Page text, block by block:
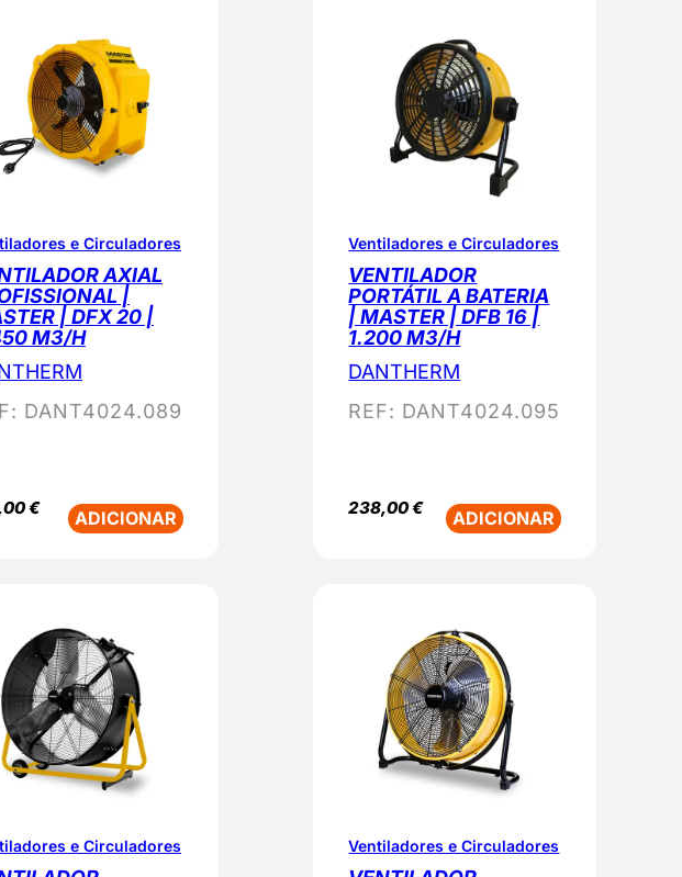
e Circuladores
AXIAL
|
| DFX 20 |
M3/H
DANT4024.089
€
ADICIONAR
Ventiladores e Circuladores
VENTILADOR
PORTÁTIL A BATERIA
| MASTER | DFB 16 |
1.200 M3/H
DANTHERM
REF: DANT4024.095
238,00€
ADICIONAR
e Circuladores Ventiladores e Circuladores